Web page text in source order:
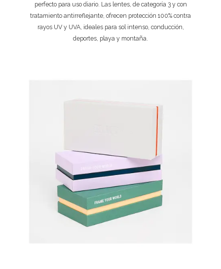
perfecto para uso diario. Las lentes, de categoría 3 y con
tratamiento antirreflejante, ofrecen protección 100% contra
rayos UV y UVA, ideales para sol intenso, conducción,
deportes, playa y montaña.